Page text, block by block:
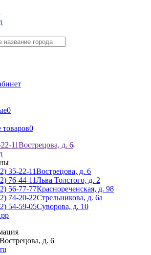
0
0
11Вострецова, д. 6
35-22-11Вострецова, д. 6
76-44-11Льва Толстого, д. 2
56-77-77Краснореченская, д. 98
74-20-22Стрельникова, д. 6а
54-59-05Суворова, д. 10
д. 6